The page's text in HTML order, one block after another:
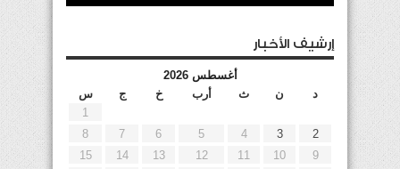
إرشيف الأخبار
أغسطس 2026
د
ن ث أرب خ ج
س
1
2
3
4
5
6
7
8
9
10
11
12
13
14
15